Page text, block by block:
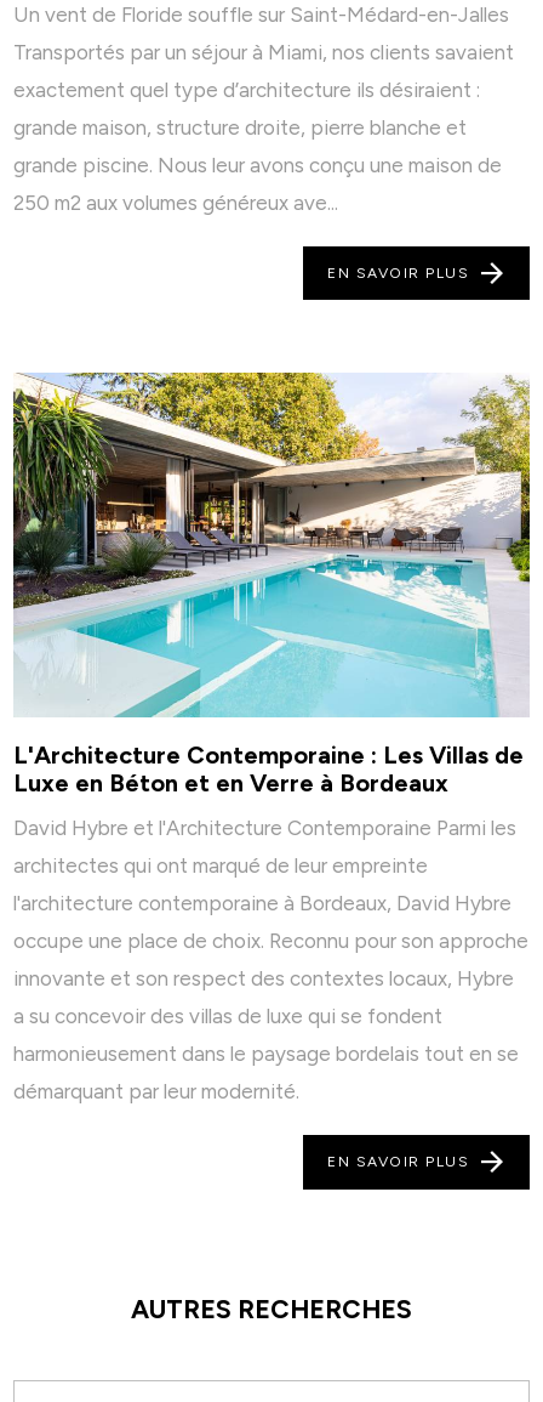
Un vent de Floride souffle sur Saint-Médard-en-Jalles
Transportés par un séjour à Miami, nos clients savaient
exactement quel type d’architecture ils désiraient :
grande maison, structure droite, pierre blanche et
grande piscine. Nous leur avons conçu une maison de
250 m2 aux volumes généreux ave...
EN SAVOIR PLUS
L'Architecture Contemporaine : Les Villas de
Luxe en Béton et en Verre à Bordeaux
David Hybre et l'Architecture Contemporaine Parmi les
architectes qui ont marqué de leur empreinte
l'architecture contemporaine à Bordeaux, David Hybre
occupe une place de choix. Reconnu pour son approche
innovante et son respect des contextes locaux, Hybre
a su concevoir des villas de luxe qui se fondent
harmonieusement dans le paysage bordelais tout en se
démarquant par leur modernité.
EN SAVOIR PLUS
AUTRES RECHERCHES